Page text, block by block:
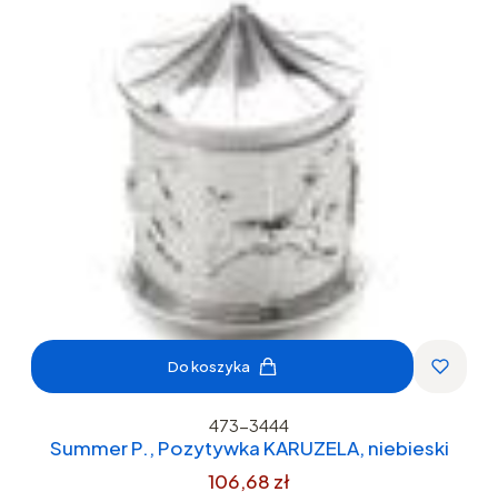
Do koszyka
473-3444
Summer P., Pozytywka KARUZELA, niebieski
106,68 zł